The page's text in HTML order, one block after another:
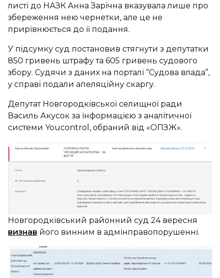
листі до НАЗК Анна Зарічна вказувала лише про
збереження нею чернетки, але це не
прирівнюється до її подання.
У підсумку суд постановив стягнути з депутатки
850 гривень штрафу та 605 гривень судового
збору. Судячи з даних на порталі “Судова влада”,
у справі подали апеляційну скаргу.
Депутат Новгородківської селищної ради
Василь Акусок за інформацією з аналітичної
системи Youcontrol, обраний від «ОПЗЖ».
Новгородківський районний суд 24 вересня
визнав його винним в адмінправопорушенні.